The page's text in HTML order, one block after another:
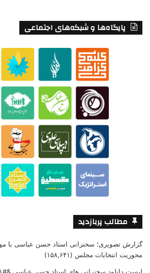
پایگاه‌ها و شبکه‌های اجتماعی
مطالب پربازدید
گزارش تصویری؛ سخنرانی استاد حسن عباسی با
محوریت انتخابات مجلس (۱۵۸,۶۴۱)